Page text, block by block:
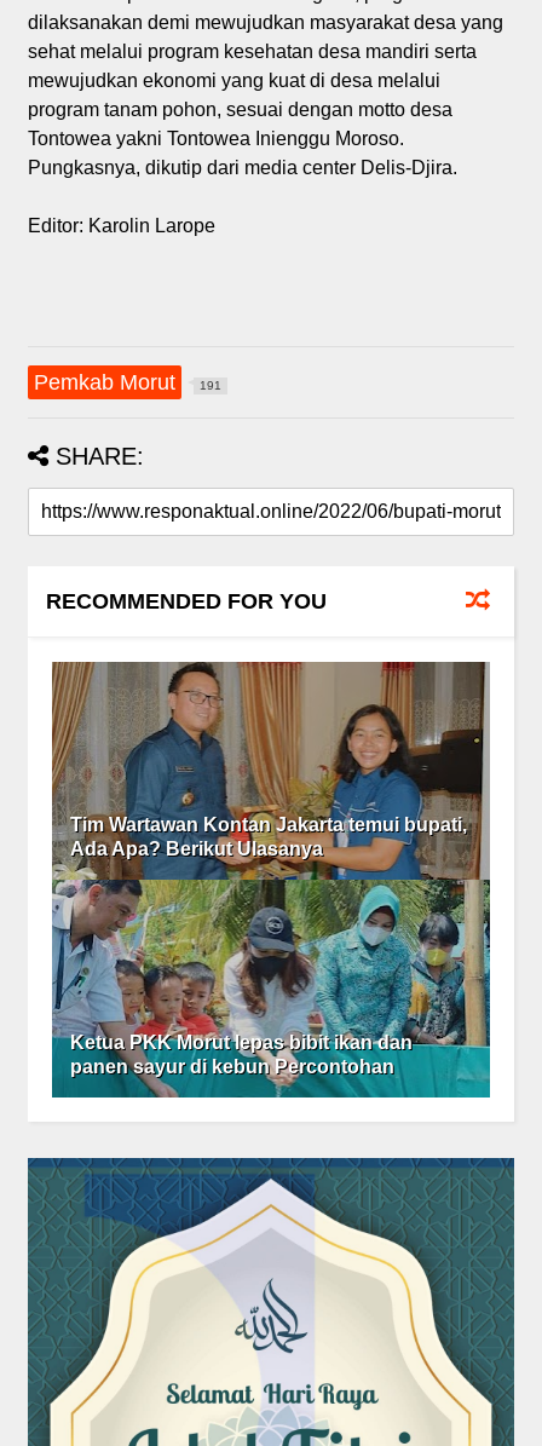
dilaksanakan demi mewujudkan masyarakat desa yang
sehat melalui program kesehatan desa mandiri serta
mewujudkan ekonomi yang kuat di desa melalui
program tanam pohon, sesuai dengan motto desa
Tontowea yakni Tontowea Inienggu Moroso.
Pungkasnya, dikutip dari media center Delis-Djira.
Editor: Karolin Larope
Pemkab Morut 191
SHARE:
RECOMMENDED FOR YOU
Tim Wartawan Kontan Jakarta temui bupati,
Ada Apa? Berikut Ulasanya
Ketua PKK Morut lepas bibit ikan dan
panen sayur di kebun Percontohan